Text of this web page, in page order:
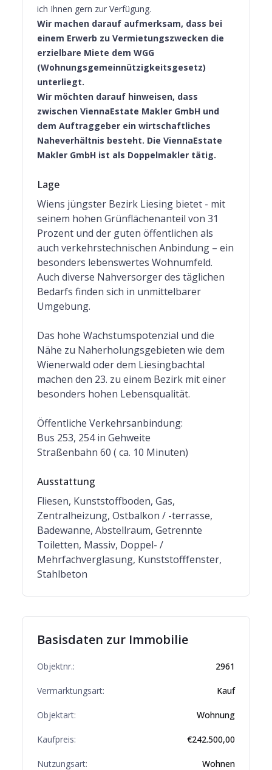
ich Ihnen gern zur Verfügung.
Wir machen darauf aufmerksam, dass bei
einem Erwerb zu Vermietungszwecken die
erzielbare Miete dem WGG
(Wohnungsgemeinnützigkeitsgesetz)
unterliegt.
Wir möchten darauf hinweisen, dass
zwischen ViennaEstate Makler GmbH und
dem Auftraggeber ein wirtschaftliches
Naheverhältnis besteht. Die ViennaEstate
Makler GmbH ist als Doppelmakler tätig.
Lage
Wiens jüngster Bezirk Liesing bietet - mit
seinem hohen Grünflächenanteil von 31
Prozent und der guten öffentlichen als
auch verkehrstechnischen Anbindung – ein
besonders lebenswertes Wohnumfeld.
Auch diverse Nahversorger des täglichen
Bedarfs finden sich in unmittelbarer
Umgebung.
Das hohe Wachstumspotenzial und die
Nähe zu Naherholungsgebieten wie dem
Wienerwald oder dem Liesingbachtal
machen den 23. zu einem Bezirk mit einer
besonders hohen Lebensqualität.
Öffentliche Verkehrsanbindung:
Bus 253, 254 in Gehweite
Straßenbahn 60 ( ca. 10 Minuten)
Ausstattung
Fliesen, Kunststoffboden, Gas,
Zentralheizung, Ostbalkon / -terrasse,
Badewanne, Abstellraum, Getrennte
Toiletten, Massiv, Doppel- /
Mehrfachverglasung, Kunststofffenster,
Stahlbeton
Basisdaten zur Immobilie
Objektnr.: 2961
Vermarktungsart: Kauf
Objektart: Wohnung
Kaufpreis: €242.500,00
Nutzungsart: Wohnen